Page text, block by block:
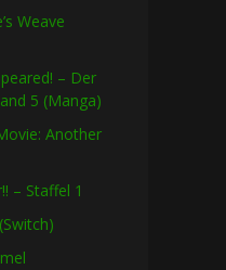
Weave
– Der
5 (Manga)
Another
– Staffel 1